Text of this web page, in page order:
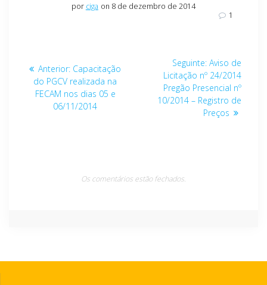
por ciga on 8 de dezembro de 2014
1
Anterior: Post
anterior:
Capacitação
do PGCV realizada na
FECAM nos dias 05 e
06/11/2014
Seguinte: Post
seguinte:
Aviso de
Licitação nº 24/2014
Pregão Presencial nº
10/2014 – Registro de
Preços
Os comentários estão fechados.